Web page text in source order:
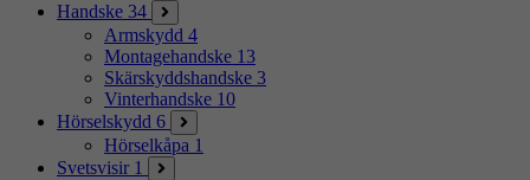
Handske 34
Armskydd 4
Montagehandske 13
Skärskyddshandske 3
Vinterhandske 10
Hörselskydd 6
Hörselkåpa 1
Svetsvisir 1